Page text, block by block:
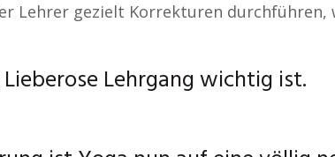
Lehrer gezielt Korrekturen durchführen,
Lehrgang wichtig ist.